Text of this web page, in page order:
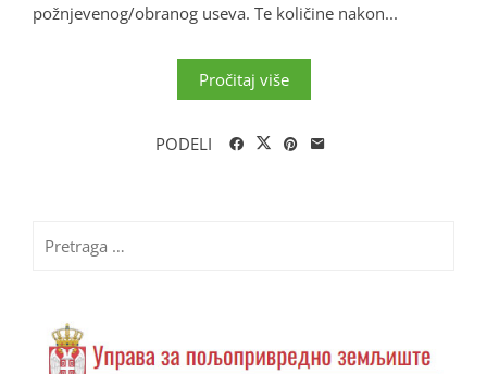
požnjevenog/obranog useva. Te količine nakon...
Pročitaj više
PODELI
za: